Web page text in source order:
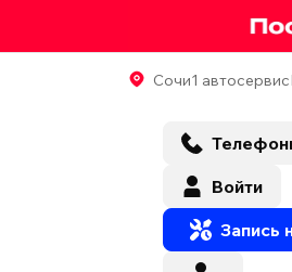
Сочи1 автосервис
Войти
Запись